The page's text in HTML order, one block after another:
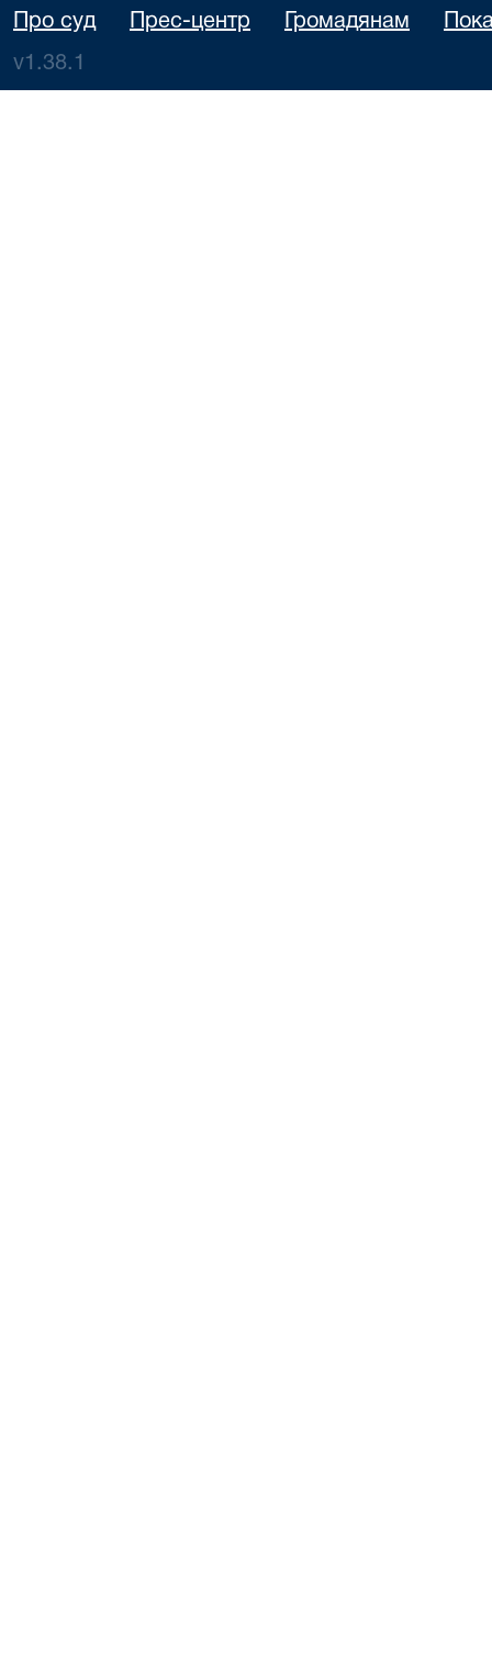
Про суд Прес-центр Громадянам
v1.38.1